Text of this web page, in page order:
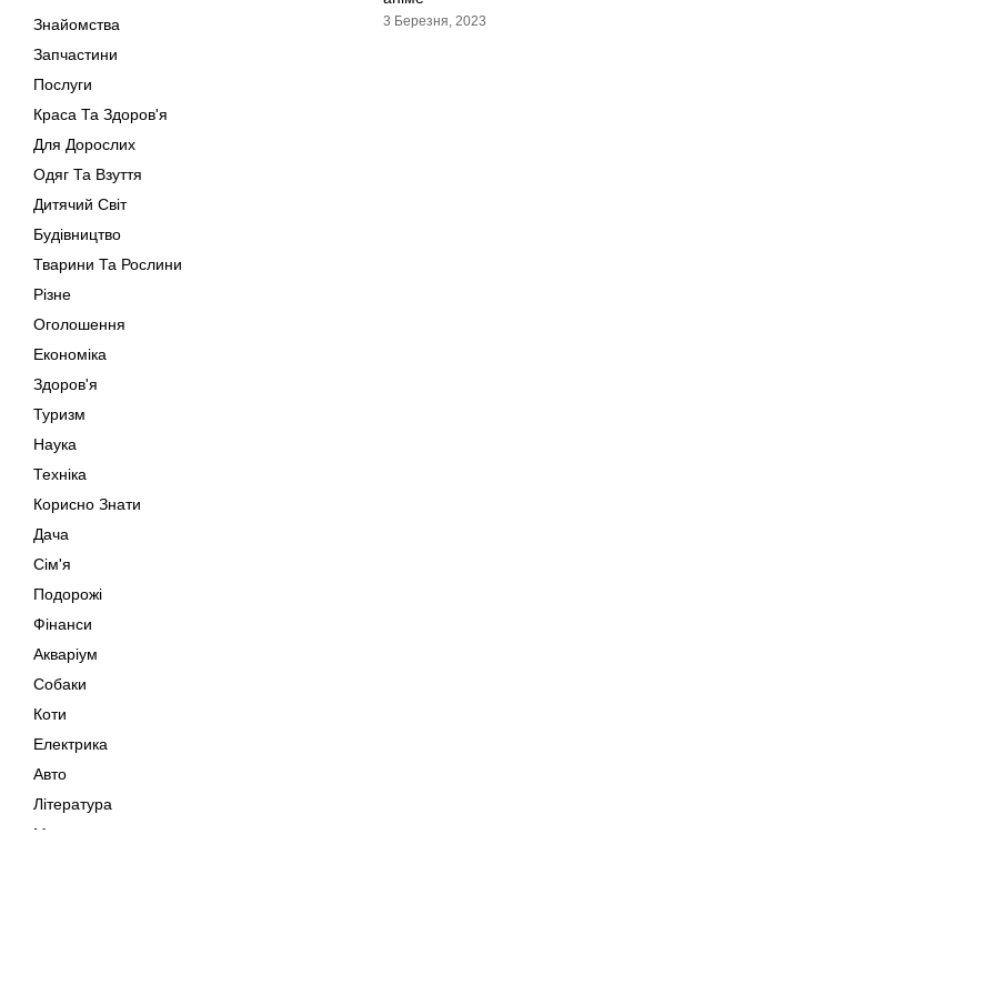
Знайомства
Запчастини
Послуги
Краса Та Здоров'я
Для Дорослих
Одяг Та Взуття
Дитячий Світ
Будівництво
Тварини Та Рослини
Різне
Оголошення
Економіка
Здоров'я
Туризм
Наука
Техніка
Корисно Знати
Дача
Сім'я
Подорожі
Фінанси
Акваріум
Собаки
Коти
Електрика
Авто
Література
Музика
3 Березня, 2023